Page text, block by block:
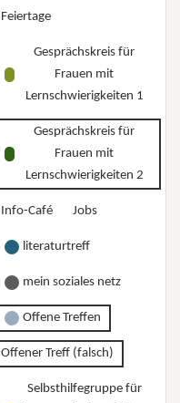
Feiertage
Gesprächskreis für
Frauen mit
Lernschwierigkeiten 1
Gesprächskreis für
Frauen mit
Lernschwierigkeiten 2
Info-Café Jobs
literaturtreff
mein soziales netz
Offene Treffen
Offener Treff (falsch)
Selbsthilfegruppe für